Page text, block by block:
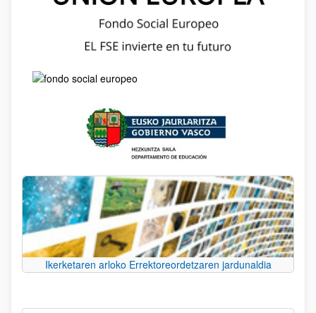
Ikerketaren arloko Errektoreordetzaren jardunaldia